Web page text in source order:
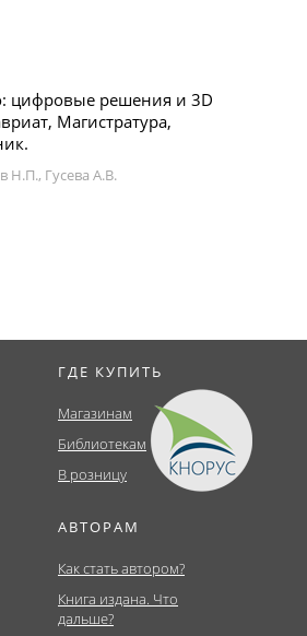
цифровые решения и 3D
Магистратура,
Н.П., Гусева А.В.
ГДЕ КУПИТЬ
Магазинам
Библиотекам
В розницу
АВТОРАМ
Как стать автором?
Книга издана. Что
дальше?